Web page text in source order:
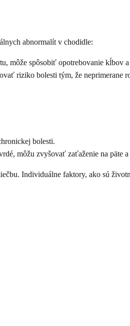
abnormalít v chodidle:
môže spôsobiť opotrebovanie kĺbov
riziko bolesti tým, že neprimerane
bolesti.
môžu zvyšovať zaťaženie na päte
Individuálne faktory, ako sú